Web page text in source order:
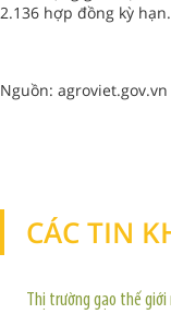
2.136 hợp đồng kỳ hạn.
Nguồn: agroviet.gov.vn
CÁC TIN
Thị trường gạo thế giới